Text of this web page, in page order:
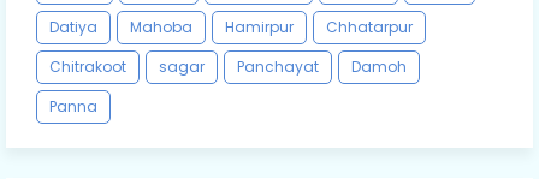
Datiya
Mahoba Hamirpur
Chhatarpur
Chitrakoot
sagar Panchayat
Damoh
Panna